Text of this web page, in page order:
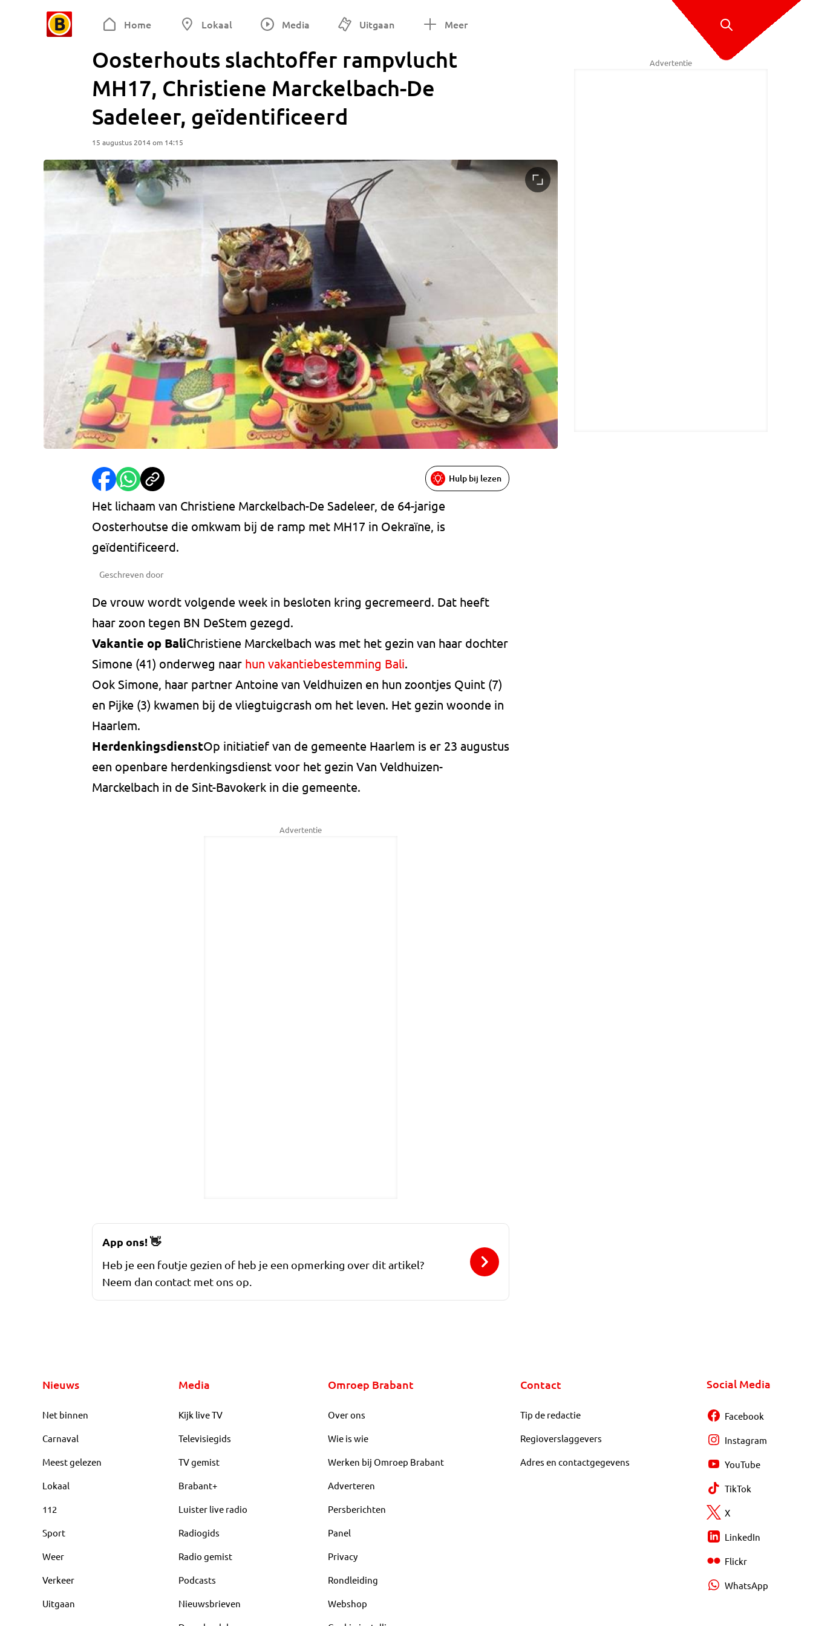
Home Lokaal Media Uitgaan Meer
Oosterhouts slachtoffer rampvlucht
MH17, Christiene Marckelbach-De
Sadeleer, geïdentificeerd
15 augustus 2014 om 14:15
Hulp bij lezen
Het lichaam van Christiene Marckelbach-De Sadeleer, de 64-jarige
Oosterhoutse die omkwam bij de ramp met MH17 in Oekraïne, is
geïdentificeerd.
Geschreven door
De vrouw wordt volgende week in besloten kring gecremeerd. Dat heeft
haar zoon tegen BN DeStem gezegd.
Vakantie op BaliChristiene Marckelbach was met het gezin van haar dochter
Simone (41) onderweg naar hun vakantiebestemming Bali.
Ook Simone, haar partner Antoine van Veldhuizen en hun zoontjes Quint (7)
en Pijke (3) kwamen bij de vliegtuigcrash om het leven. Het gezin woonde in
Haarlem.
HerdenkingsdienstOp initiatief van de gemeente Haarlem is er 23 augustus
een openbare herdenkingsdienst voor het gezin Van Veldhuizen-
Marckelbach in de Sint-Bavokerk in die gemeente.
Advertentie
Advertentie
App ons!👋
Heb je een foutje gezien of heb je een opmerking over dit artikel?
Neem dan contact met ons op.
Nieuws
Net binnen
Carnaval
Meest gelezen
Lokaal
112
Sport
Weer
Verkeer
Uitgaan
Media
Kijk live TV
Televisiegids
TV gemist
Brabant+
Luister live radio
Radiogids
Radio gemist
Podcasts
Nieuwsbrieven
Omroep Brabant
Over ons
Wie is wie
Werken bij Omroep Brabant
Adverteren
Persberichten
Panel
Privacy
Rondleiding
Webshop
Contact
Tip de redactie
Regioverslaggevers
Adres en contactgegevens
Social Media
Facebook
Instagram
YouTube
TikTok
X
LinkedIn
Flickr
WhatsApp